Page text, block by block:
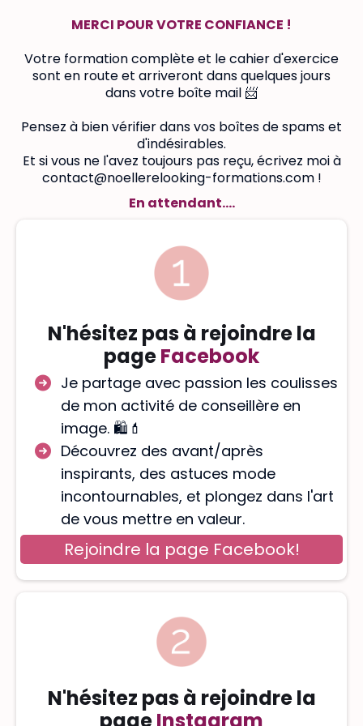
MERCI POUR VOTRE CONFIANCE !
Votre formation complète et le cahier d'exercice
sont en route et arriveront dans quelques jours
dans votre boîte mail 📨
Pensez à bien vérifier dans vos boîtes de spams et
d'indésirables.
Et si vous ne l'avez toujours pas reçu, écrivez moi à
contact@noellerelooking-formations.com !
En attendant....
N'hésitez pas à rejoindre la
pageFacebook
Je partage avec passion les coulisses
de mon activité de conseillère en
image. 🛍️💄
Découvrez des avant/après
inspirants, des astuces mode
incontournables, et plongez dans l'art
de vous mettre en valeur.
Rejoindre la page Facebook!
N'hésitez pas à rejoindre la